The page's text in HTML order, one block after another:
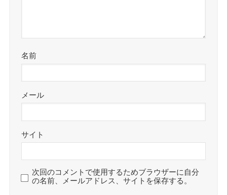
名前
メール
サイト
次回のコメントで使用するためブラウザーに自分
の名前、メールアドレス、サイトを保存する。